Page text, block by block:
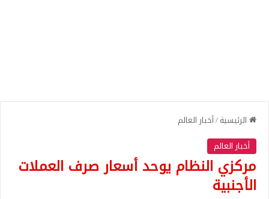
الرئيسية/أخبار العالم
أخبار العالم
مركزي النظام يوحد أسعار صرف العملات
الأجنبية